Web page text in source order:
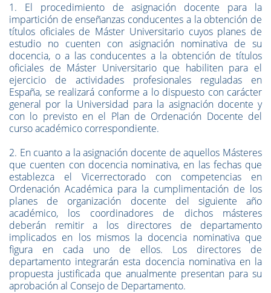
1. El procedimiento de asignación docente para la
impartición de enseñanzas conducentes a la obtención de
títulos oficiales de Máster Universitario cuyos planes de
estudio no cuenten con asignación nominativa de su
docencia, o a las conducentes a la obtención de títulos
oficiales de Máster Universitario que habiliten para el
ejercicio de actividades profesionales reguladas en
España, se realizará conforme a lo dispuesto con carácter
general por la Universidad para la asignación docente y
con lo previsto en el Plan de Ordenación Docente del
curso académico correspondiente.
2. En cuanto a la asignación docente de aquellos Másteres
que cuenten con docencia nominativa, en las fechas que
establezca el Vicerrectorado con competencias en
Ordenación Académica para la cumplimentación de los
planes de organización docente del siguiente año
académico, los coordinadores de dichos másteres
deberán remitir a los directores de departamento
implicados en los mismos la docencia nominativa que
figura en cada uno de ellos. Los directores de
departamento integrarán esta docencia nominativa en la
propuesta justificada que anualmente presentan para su
aprobación al Consejo de Departamento.